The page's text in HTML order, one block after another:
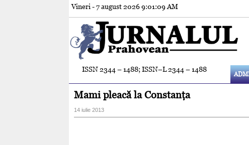
Vineri - 7 august 20269:01:10 AM
ISSN 2344 – 1488; ISSN–L 2344 – 1488
Mami pleacă la Constanţa
14 iulie 2013